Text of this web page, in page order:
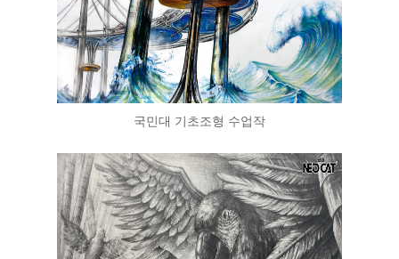
국민대 기초조형 수업작